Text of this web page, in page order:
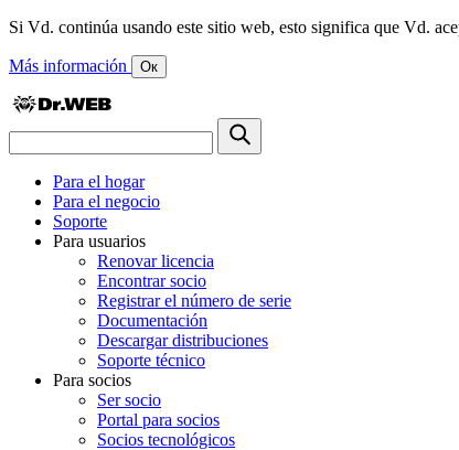
Si Vd. continúa usando este sitio web, esto significa que Vd.
Más información Ок
Para el hogar
Para el negocio
Soporte
Para usuarios
Renovar licencia
Encontrar socio
Registrar el número de serie
Documentación
Descargar distribuciones
Soporte técnico
Para socios
Ser socio
Portal para socios
Socios tecnológicos